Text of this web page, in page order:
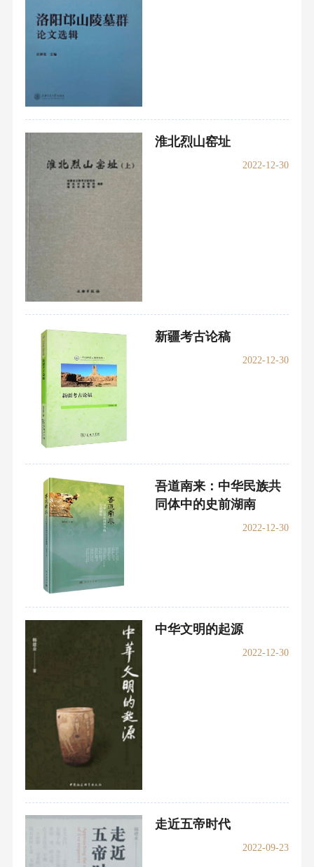
淮北烈山窑址
2022-12-30
新疆考古论稿
2022-12-30
吾道南来：中华民族共
同体中的史前湖南
2022-12-30
中华文明的起源
2022-12-30
走近五帝时代
2022-09-23